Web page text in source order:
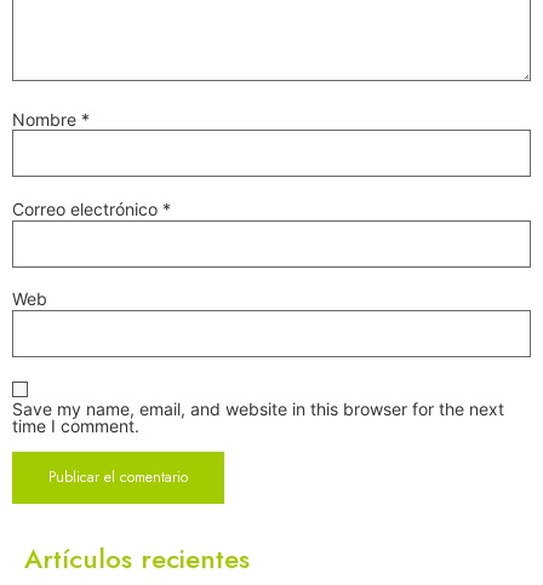
Nombre *
Correo electrónico *
Web
Save my name, email, and website in this browser for the next
time I comment.
Artículos recientes